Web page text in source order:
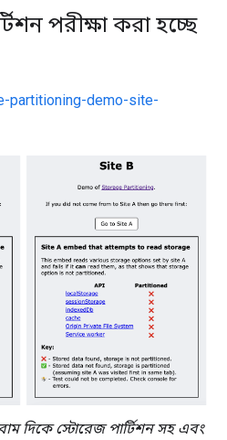
পরীক্ষা করা হচ্ছে
partitioning-demo-site-
দিকে স্টোরেজ পার্টিশন সহ এবং